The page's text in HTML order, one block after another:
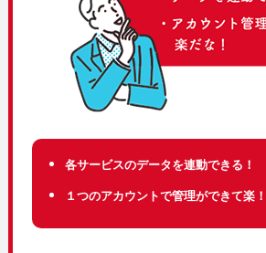
各サービスのデータを連動できる！
１つのアカウントで管理ができて楽！